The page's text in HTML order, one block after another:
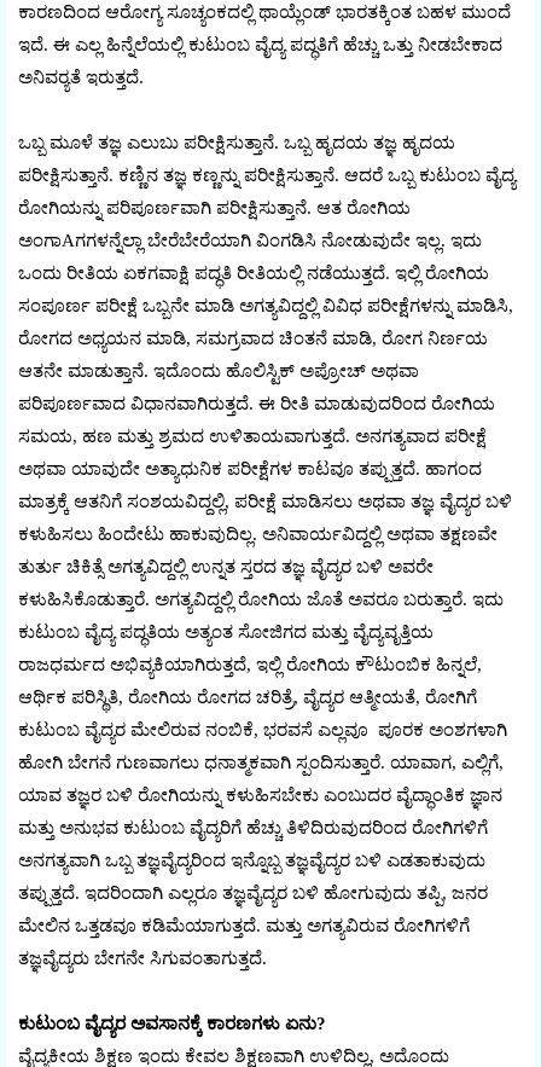
ಕಾರಣದಿಂದ ಆರೋಗ್ಯ ಸೂಚ್ಯಂಕದಲ್ಲಿ ಥಾಯ್ಲೆಂಡ್ ಭಾರತಕ್ಕಿಂತ ಬಹಳ ಮುಂದೆ
ಇದೆ. ಈ ಎಲ್ಲ ಹಿನ್ನೆಲೆಯಲ್ಲಿ ಕುಟುಂಬ ವೈದ್ಯ ಪದ್ಧತಿಗೆ ಹೆಚ್ಚು ಒತ್ತು ನೀಡಬೇಕಾದ
ಅನಿವರ‍್ಯತೆ ಇರುತ್ತದೆ.
ಒಬ್ಬ ಮೂಳೆ ತಜ್ಞ ಎಲುಬು ಪರೀಕ್ಷಿಸುತ್ತಾನೆ. ಒಬ್ಬ ಹೃದಯ ತಜ್ಞ ಹೃದಯ
ಪರೀಕ್ಷಿಸುತ್ತಾನೆ. ಕಣ್ಣಿನ ತಜ್ಞ ಕಣ್ಣನ್ನು ಪರೀಕ್ಷಿಸುತ್ತಾನೆ. ಆದರೆ ಒಬ್ಬ ಕುಟುಂಬ ವೈದ್ಯ
ರೋಗಿಯನ್ನು ಪರಿಪೂರ್ಣವಾಗಿ ಪರೀಕ್ಷಿಸುತ್ತಾನೆ. ಆತ ರೋಗಿಯ
ಅಂಗಾAಗಗಳನ್ನೆಲ್ಲಾ ಬೇರೆಬೇರೆಯಾಗಿ ವಿಂಗಡಿಸಿ ನೋಡುವುದೇ ಇಲ್ಲ. ಇದು
ಒಂದು ರೀತಿಯ ಏಕಗವಾಕ್ಷಿ ಪದ್ಧತಿ ರೀತಿಯಲ್ಲಿ ನಡೆಯುತ್ತದೆ. ಇಲ್ಲಿ ರೋಗಿಯ
ಸಂಪೂರ್ಣ ಪರೀಕ್ಷೆ ಒಬ್ಬನೇ ಮಾಡಿ ಅಗತ್ಯವಿದ್ದಲ್ಲಿ ವಿವಿಧ ಪರೀಕ್ಷೆಗಳನ್ನು ಮಾಡಿಸಿ,
ರೋಗದ ಅಧ್ಯಯನ ಮಾಡಿ, ಸಮಗ್ರವಾದ ಚಿಂತನೆ ಮಾಡಿ, ರೋಗ ನಿರ್ಣಯ
ಆತನೇ ಮಾಡುತ್ತಾನೆ. ಇದೊಂದು ಹೊಲಿಸ್ಟಿಕ್ ಅಪ್ರೋಚ್ ಅಥವಾ
ಪರಿಪೂರ್ಣವಾದ ವಿಧಾನವಾಗಿರುತ್ತದೆ. ಈ ರೀತಿ ಮಾಡುವುದರಿಂದ ರೋಗಿಯ
ಸಮಯ, ಹಣ ಮತ್ತು ಶ್ರಮದ ಉಳಿತಾಯವಾಗುತ್ತದೆ. ಅನಗತ್ಯವಾದ ಪರೀಕ್ಷೆ
ಅಥವಾ ಯಾವುದೇ ಅತ್ಯಾಧುನಿಕ ಪರೀಕ್ಷೆಗಳ ಕಾಟವೂ ತಪ್ಪುತ್ತದೆ. ಹಾಗಂದ
ಮಾತ್ರಕ್ಕೆ ಆತನಿಗೆ ಸಂಶಯವಿದ್ದಲ್ಲಿ, ಪರೀಕ್ಷೆ ಮಾಡಿಸಲು ಅಥವಾ ತಜ್ಞ ವೈದ್ಯರ ಬಳಿ
ಕಳುಹಿಸಲು ಹಿಂದೇಟು ಹಾಕುವುದಿಲ್ಲ. ಅನಿವಾರ್ಯವಿದ್ದಲ್ಲಿ ಅಥವಾ ತಕ್ಷಣವೇ
ತುರ್ತು ಚಿಕಿತ್ಸೆ ಅಗತ್ಯವಿದ್ದಲ್ಲಿ ಉನ್ನತ ಸ್ತರದ ತಜ್ಞ ವೈದ್ಯರ ಬಳಿ ಅವರೇ
ಕಳುಹಿಸಿಕೊಡುತ್ತಾರೆ. ಅಗತ್ಯವಿದ್ದಲ್ಲಿ ರೋಗಿಯ ಜೊತೆ ಅವರೂ ಬರುತ್ತಾರೆ. ಇದು
ಕುಟುಂಬ ವೈದ್ಯ ಪದ್ಧತಿಯ ಅತ್ಯಂತ ಸೋಜಿಗದ ಮತ್ತು ವೈದ್ಯವೃತ್ತಿಯ
ರಾಜಧರ್ಮದ ಅಭಿವ್ಯಕಿಯಾಗಿರುತ್ತದೆ, ಇಲ್ಲಿ ರೋಗಿಯ ಕೌಟುಂಬಿಕ ಹಿನ್ನಲೆ,
ಆರ್ಥಿಕ ಪರಿಸ್ಥಿತಿ, ರೋಗಿಯ ರೋಗದ ಚರಿತ್ರೆ, ವೈದ್ಯರ ಆತ್ಮೀಯತೆ, ರೋಗಿಗೆ
ಕುಟುಂಬ ವೈದ್ಯರ ಮೇಲಿರುವ ನಂಬಿಕೆ, ಭರವಸೆ ಎಲ್ಲವೂ ಪೂರಕ ಅಂಶಗಳಾಗಿ
ಹೋಗಿ ಬೇಗನೆ ಗುಣವಾಗಲು ಧನಾತ್ಮಕವಾಗಿ ಸ್ಪಂದಿಸುತ್ತಾರೆ. ಯಾವಾಗ, ಎಲ್ಲಿಗೆ,
ಯಾವ ತಜ್ಞರ ಬಳಿ ರೋಗಿಯನ್ನು ಕಳುಹಿಸಬೇಕು ಎಂಬುದರ ವೈದ್ಧಾಂತಿಕ ಜ್ಞಾನ
ಮತ್ತು ಅನುಭವ ಕುಟುಂಬ ವೈದ್ಯರಿಗೆ ಹೆಚ್ಚು ತಿಳಿದಿರುವುದರಿಂದ ರೋಗಿಗಳಿಗೆ
ಅನಗತ್ಯವಾಗಿ ಒಬ್ಬ ತಜ್ಞವೈದ್ಯರಿಂದ ಇನ್ನೊಬ್ಬ ತಜ್ಞವೈದ್ಯರ ಬಳಿ ಎಡತಾಕುವುದು
ತಪ್ಪುತ್ತದೆ. ಇದರಿಂದಾಗಿ ಎಲ್ಲರೂ ತಜ್ಞವೈದ್ಯರ ಬಳಿ ಹೋಗುವುದು ತಪ್ಪಿ, ಜನರ
ಮೇಲಿನ ಒತ್ತಡವೂ ಕಡಿಮೆಯಾಗುತ್ತದೆ. ಮತ್ತು ಅಗತ್ಯವಿರುವ ರೋಗಿಗಳಿಗೆ
ತಜ್ಞವೈದ್ಯರು ಬೇಗನೇ ಸಿಗುವಂತಾಗುತ್ತದೆ.
ಕುಟುಂಬ ವೈದ್ಯರ ಅವಸಾನಕ್ಕೆ ಕಾರಣಗಳು ಏನು?
ವೈದ್ಯಕೀಯ ಶಿಕ್ಷಣ ಇಂದು ಕೇವಲ ಶಿಕ್ಷಣವಾಗಿ ಉಳಿದಿಲ್ಲ, ಅದೊಂದು